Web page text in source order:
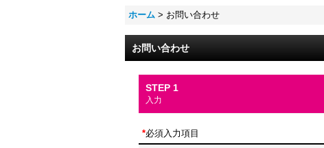
ホーム > お問い合わせ
お問い合わせ
STEP 1
入力
*必須入力項目